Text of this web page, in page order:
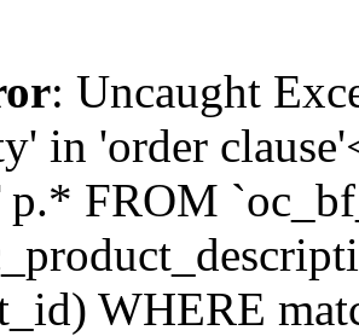
: Uncaught
in 'order
p.* FROM
WHERE